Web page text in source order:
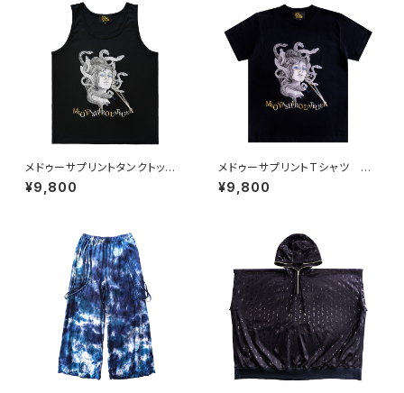
メドゥーサプリントタンクトッ
プ BLACK
¥9,800
メドゥーサプリントTシャツ BL
ACK
¥9,800